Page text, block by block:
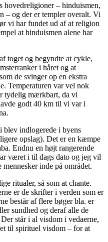
hovedreligioner – hinduismen,
– og der er templer overalt. Vi
vi har fundet ud af at religion
at hinduismen alene har
toget og begyndte at cykle,
i håret og at
de svinger op en ekstra
Temperaturen var vel nok
tydelig mærkbart, da vi
godt 40 km til vi var i
blev indlogerede i byens
opslag). Det er en kæmpe
Endnu en højt rangerende
været i til dags dato og jeg vil
inde på området.
ritualer, så som at chante.
er de skrifter i verden som er
består af flere bøger bla. er
sundhed og deraf alle de
står i al visdom i vedaerne,
til spirituel visdom – for at